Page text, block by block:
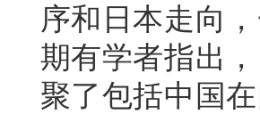
序和日本走向
期有学者指出
聚了包括中国